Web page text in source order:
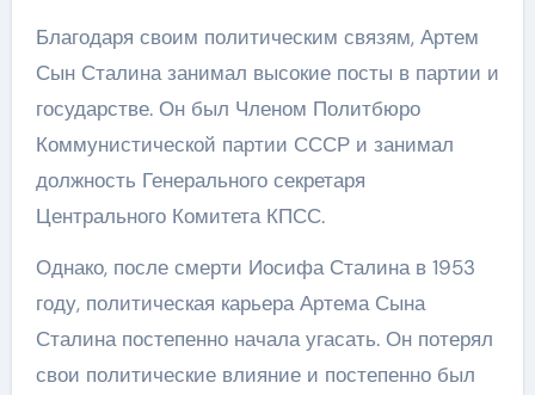
Благодаря своим политическим связям, Артем
Сын Сталина занимал высокие посты в партии и
государстве. Он был Членом Политбюро
Коммунистической партии СССР и занимал
должность Генерального секретаря
Центрального Комитета КПСС.
Однако, после смерти Иосифа Сталина в 1953
году, политическая карьера Артема Сына
Сталина постепенно начала угасать. Он потерял
свои политические влияние и постепенно был